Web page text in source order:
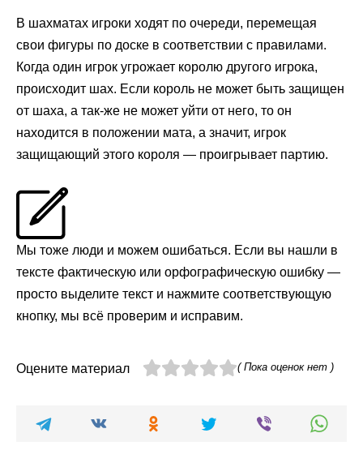
В шахматах игроки ходят по очереди, перемещая
свои фигуры по доске в соответствии с правилами.
Когда один игрок угрожает королю другого игрока,
происходит шах. Если король не может быть защищен
от шаха, а так-же не может уйти от него, то он
находится в положении мата, а значит, игрок
защищающий этого короля — проигрывает партию.
Мы тоже люди и можем ошибаться. Если вы нашли в
тексте фактическую или орфографическую ошибку —
просто выделите текст и нажмите соответствующую
кнопку, мы всё проверим и исправим.
Оцените материал ( Пока оценок нет )